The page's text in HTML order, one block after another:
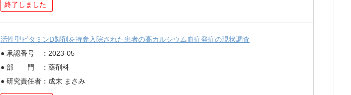
終了しました
活性型ビタミンD製剤を持参入院された患者の高カルシウム血症発症の現状調査
● 承認番号 ：2023-05
● 部 門 ：薬剤科
● 研究責任者：成末 まさみ